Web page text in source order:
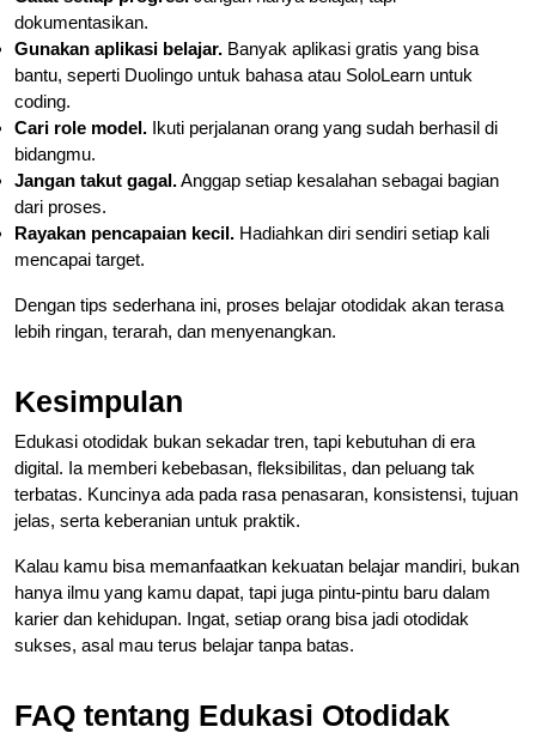
dokumentasikan.
Gunakan aplikasi belajar. Banyak aplikasi gratis yang bisa
bantu, seperti Duolingo untuk bahasa atau SoloLearn untuk
coding.
Cari role model. Ikuti perjalanan orang yang sudah berhasil di
bidangmu.
Jangan takut gagal.Anggap setiap kesalahan sebagai bagian
dari proses.
Rayakan pencapaian kecil. Hadiahkan diri sendiri setiap kali
mencapai target.
Dengan tips sederhana ini, proses belajar otodidak akan terasa
lebih ringan, terarah, dan menyenangkan.
Kesimpulan
Edukasi otodidak bukan sekadar tren, tapi kebutuhan di era
digital. Ia memberi kebebasan, fleksibilitas, dan peluang tak
terbatas. Kuncinya ada pada rasa penasaran, konsistensi, tujuan
jelas, serta keberanian untuk praktik.
Kalau kamu bisa memanfaatkan kekuatan belajar mandiri, bukan
hanya ilmu yang kamu dapat, tapi juga pintu-pintu baru dalam
karier dan kehidupan. Ingat, setiap orang bisa jadi otodidak
sukses, asal mau terus belajar tanpa batas.
FAQ tentang Edukasi Otodidak